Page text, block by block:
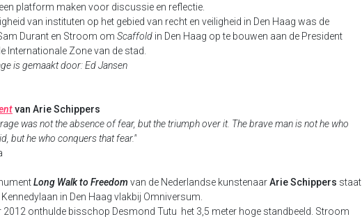
platform maken voor discussie en reflectie.
van instituten op het gebied van recht en veiligheid in Den Haag was de
Durant en Stroom om Scaffold in Den Haag op te bouwen aan de President
Internationale Zone van de stad.
is gemaakt door: Ed Jansen
van Arie Schippers
was not the absence of fear, but the triumph over it. The brave man is not he who
but he who conquers that fear."
Long Walk to Freedom van de Nederlandse kunstenaarArie Schippers staat
in Den Haag vlakbij Omniversum.
2012 onthulde bisschop Desmond Tutu het 3,5 meter hoge standbeeld. Stroom